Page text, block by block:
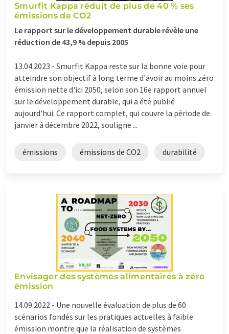
Smurfit Kappa réduit de plus de 40 % ses
émissions de CO2
Le rapport sur le développement durable révèle une
réduction de 43,9 % depuis 2005
13.04.2023 - Smurfit Kappa reste sur la bonne voie pour
atteindre son objectif à long terme d'avoir au moins zéro
émission nette d'ici 2050, selon son 16e rapport annuel
sur le développement durable, qui a été publié
aujourd'hui. Ce rapport complet, qui couvre la période de
janvier à décembre 2022, souligne ...
émissions émissions de CO2 durabilité
Envisager des systèmes alimentaires à zéro
émission
14.09.2022 - Une nouvelle évaluation de plus de 60
scénarios fondés sur les pratiques actuelles à faible
émission montre que la réalisation de systèmes